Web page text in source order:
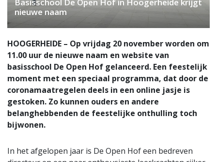
Basisschool De Open Hof in Hoogerheide krijgt
nieuwe naam
HOOGERHEIDE – Op vrijdag 20 november worden om
11.00 uur de nieuwe naam en website van
basisschool De Open Hof gelanceerd. Een feestelijk
moment met een speciaal programma, dat door de
coronamaatregelen deels in een online jasje is
gestoken. Zo kunnen ouders en andere
belanghebbenden de feestelijke onthulling toch
bijwonen.
In het afgelopen jaar is De Open Hof een bedreven